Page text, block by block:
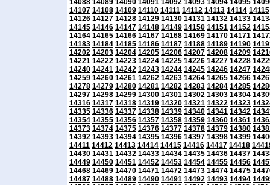
14088 14089 14090 14091 14092 14093 14094 14095
14107 14108 14109 14110 14111 14112 14113 14114 14115
14126 14127 14128 14129 14130 14131 14132 14133
14145 14146 14147 14148 14149 14150 14151 14152
14164 14165 14166 14167 14168 14169 14170 14171
14183 14184 14185 14186 14187 14188 14189 14190
14202 14203 14204 14205 14206 14207 14208 14209
14221 14222 14223 14224 14225 14226 14227 14228
14240 14241 14242 14243 14244 14245 14246 14247
14259 14260 14261 14262 14263 14264 14265 14266
14278 14279 14280 14281 14282 14283 14284 14285
14297 14298 14299 14300 14301 14302 14303 14304
14316 14317 14318 14319 14320 14321 14322 14323
14335 14336 14337 14338 14339 14340 14341 14342
14354 14355 14356 14357 14358 14359 14360 14361
14373 14374 14375 14376 14377 14378 14379 14380
14392 14393 14394 14395 14396 14397 14398 14399
14411 14412 14413 14414 14415 14416 14417 14418
14430 14431 14432 14433 14434 14435 14436 14437
14449 14450 14451 14452 14453 14454 14455 14456
14468 14469 14470 14471 14472 14473 14474 14475
14487 14488 14489 14490 14491 14492 14493 14494